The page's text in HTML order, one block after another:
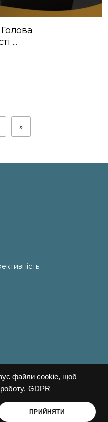
файли cookie, щоб
GDPR
ПРИЙНЯТИ
...
»